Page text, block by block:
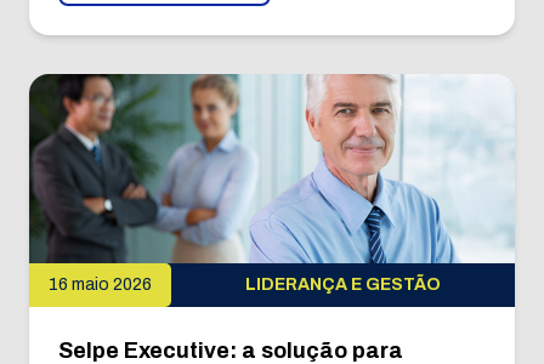
16 maio 2026 LIDERANÇA E GESTÃO
Selpe Executive: a solução para